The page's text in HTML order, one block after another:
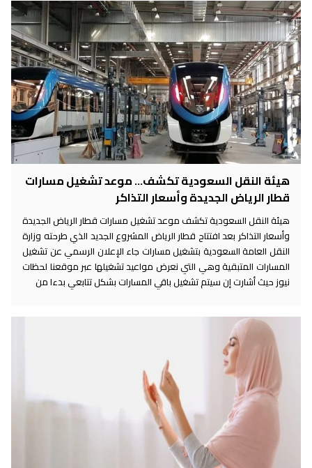
هيئة النقل السعودية تكشف... موعد تشغيل مسارات
قطار الرياض الجديدة وأسعار التذاكر
هيئة النقل السعودية تكشف موعد تشغيل مسارات قطار الرياض الجديدة
وأسعار التذاكر بعد افتتاح قطار الرياض المشروع الجديد الذي طرحته وزارة
النقل العامة السعودية بتشغيل مسارات جاء الإعلان الرسمي عن تشغيل
المسارات المتبقية وهي التي نعرض مواعيد تشغيلها عبر موقعنا لحظات
نيوز حيث أشارت إن سيتم تشغيل باقي المسارات بشكل تتابعي بدءا من